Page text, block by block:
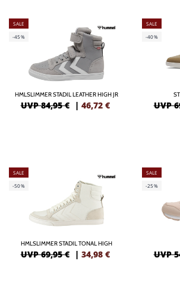
SALE
-45%
HMLSLIMMER STADIL LEATHER HIGH JR
UVP 84,95 € | 46,72 €
SALE
-40%
UVP
SALE
-50%
HMLSLIMMER STADIL TONAL HIGH
UVP 69,95 € | 34,98 €
SALE
-25%
UVP